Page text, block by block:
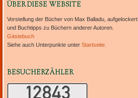
ÜBER DIESE WEBSITE
Vorstellung der Bücher von Max Balladu,
und Buchtipps zu Büchern anderer Autoren.
Gästebuch
Siehe auch Unterpunkte unter Startseite.
BESUCHERZÄHLER